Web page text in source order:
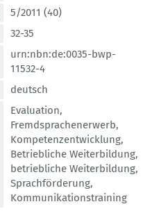
5/2011 (40)
32-35
urn:nbn:de:0035-bwp-
11532-4
deutsch
Evaluation,
Fremdsprachenerwerb,
Kompetenzentwicklung,
Betriebliche Weiterbildung,
betriebliche Weiterbildung,
Sprachförderung,
Kommunikationstraining